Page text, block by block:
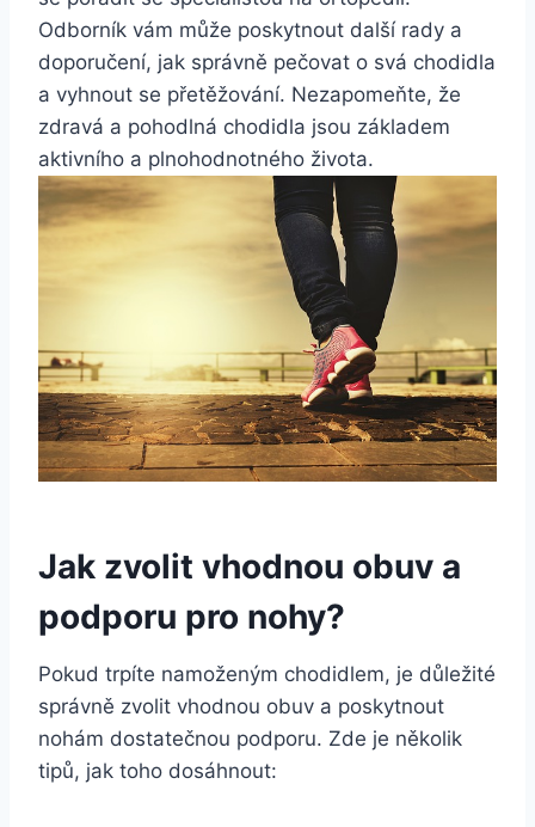
Odborník vám může poskytnout další rady a
doporučení, jak správně pečovat o svá chodidla
a vyhnout se přetěžování. Nezapomeňte, že
zdravá a pohodlná chodidla jsou základem
aktivního a plnohodnotného života.
Jak zvolit vhodnou obuv a
podporu pro nohy?
Pokud trpíte namoženým chodidlem, je důležité
správně zvolit vhodnou obuv a poskytnout
nohám dostatečnou podporu. Zde je několik
tipů, jak toho dosáhnout: